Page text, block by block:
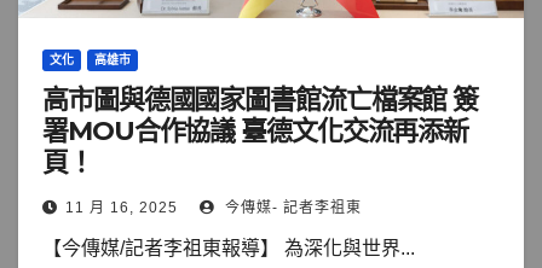
文化 高雄市
高市圖與德國國家圖書館流亡檔案館 簽
署MOU合作協議 臺德文化交流再添新
頁！
11 月 16, 2025 今傳媒- 記者李祖東
【今傳媒/記者李祖東報導】 為深化與世界...